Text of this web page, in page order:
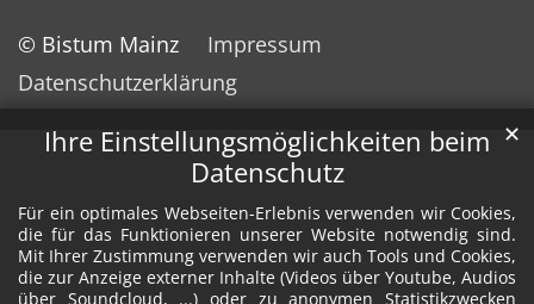
Ihre Einstellungsmöglichkeiten beim
Datenschutz
Für ein optimales Webseiten-Erlebnis verwenden wir Cookies,
die für das Funktionieren unserer Website notwendig sind.
Mit Ihrer Zustimmung verwenden wir auch Tools und Cookies,
die zur Anzeige externer Inhalte (Videos über Youtube, Audios
über Soundcloud, ...) oder zu anonymen Statistikzwecken
✕
© Bistum Mainz
Impressum
Datenschutzerklärung